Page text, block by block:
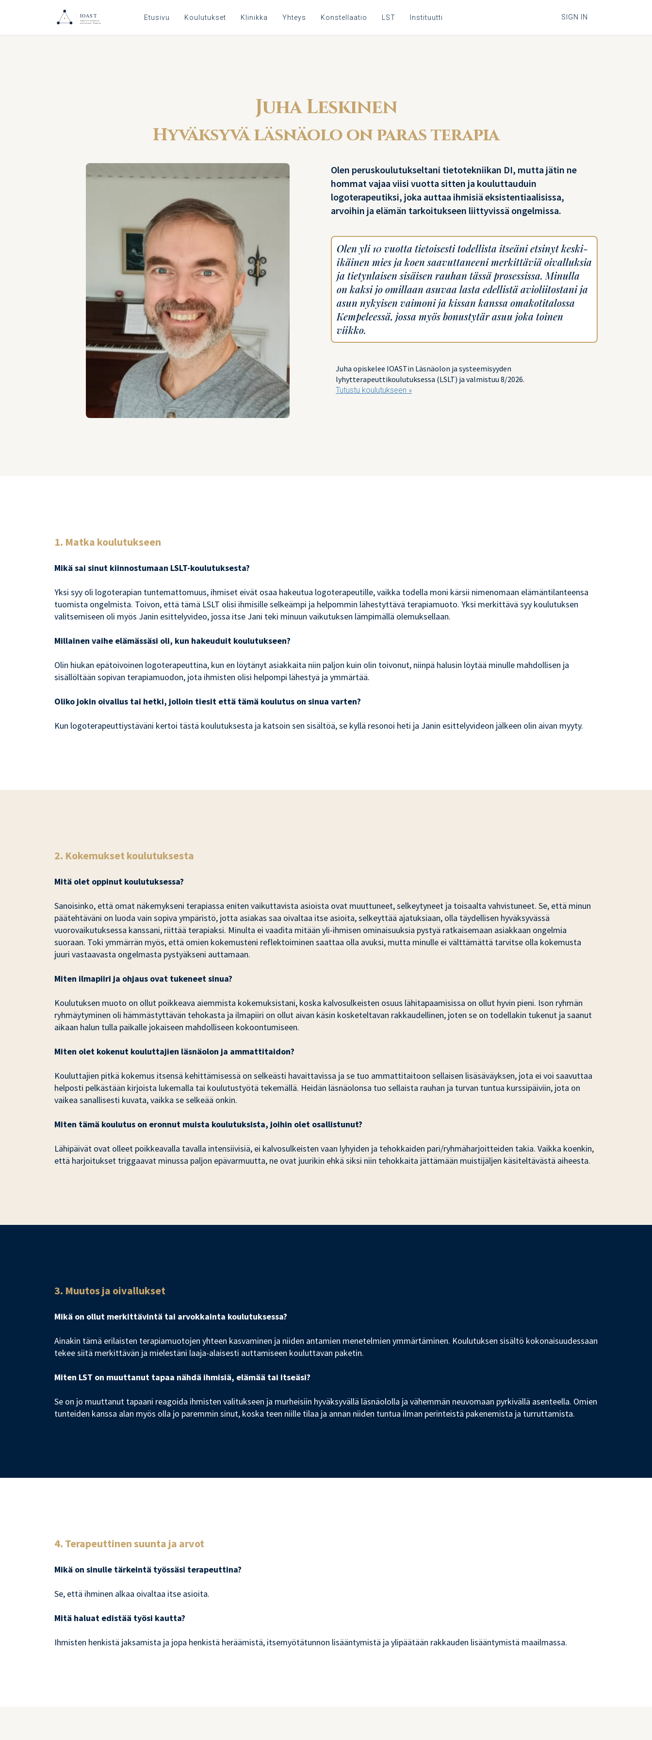
Etusivu Koulutukset Klinikka Yhteys Konstellaatio LST Instituutti SIGN IN
Juha Leskinen
Hyväksyvä läsnäolo on paras terapia
Olen peruskoulutukseltani tietotekniikan DI, mutta jätin ne
hommat vajaa viisi vuotta sitten ja kouluttauduin
logoterapeutiksi, joka auttaa ihmisiä eksistentiaalisissa,
arvoihin ja elämän tarkoitukseen liittyvissä ongelmissa.
Olen yli 10 vuotta tietoisesti todellista itseäni etsinyt keski-
ikäinen mies ja koen saavuttaneeni merkittäviä oivalluksia
ja tietynlaisen sisäisen rauhan tässä prosessissa. Minulla
on kaksi jo omillaan asuvaa lasta edellistä avioliitostani ja
asun nykyisen vaimoni ja kissan kanssa omakotitalossa
Kempeleessä, jossa myös bonustytär asuu joka toinen
viikko.
Juha opiskelee IOASTin Läsnäolon ja systeemisyyden
lyhytterapeuttikoulutuksessa (LSLT) ja valmistuu 8/2026.
Tutustu koulutukseen »
1. Matka koulutukseen
Mikä sai sinut kiinnostumaan LSLT-koulutuksesta?
Yksi syy oli logoterapian tuntemattomuus, ihmiset eivät osaa hakeutua logoterapeutille, vaikka todella moni kärsii nimenomaan elämäntilanteensa
tuomista ongelmista. Toivon, että tämä LSLT olisi ihmisille selkeämpi ja helpommin lähestyttävä terapiamuoto. Yksi merkittävä syy koulutuksen
valitsemiseen oli myös Janin esittelyvideo, jossa itse Jani teki minuun vaikutuksen lämpimällä olemuksellaan.
Millainen vaihe elämässäsi oli, kun hakeuduit koulutukseen?
Olin hiukan epätoivoinen logoterapeuttina, kun en löytänyt asiakkaita niin paljon kuin olin toivonut, niinpä halusin löytää minulle mahdollisen ja
sisällöltään sopivan terapiamuodon, jota ihmisten olisi helpompi lähestyä ja ymmärtää.
Oliko jokin oivallus tai hetki, jolloin tiesit että tämä koulutus on sinua varten?
Kun logoterapeuttiystäväni kertoi tästä koulutuksesta ja katsoin sen sisältöä, se kyllä resonoi heti ja Janin esittelyvideon jälkeen olin aivan myyty.
2. Kokemukset koulutuksesta
Mitä olet oppinut koulutuksessa?
Sanoisinko, että omat näkemykseni terapiassa eniten vaikuttavista asioista ovat muuttuneet, selkeytyneet ja toisaalta vahvistuneet. Se, että minun
päätehtäväni on luoda vain sopiva ympäristö, jotta asiakas saa oivaltaa itse asioita, selkeyttää ajatuksiaan, olla täydellisen hyväksyvässä
vuorovaikutuksessa kanssani, riittää terapiaksi. Minulta ei vaadita mitään yli-ihmisen ominaisuuksia pystyä ratkaisemaan asiakkaan ongelmia
suoraan. Toki ymmärrän myös, että omien kokemusteni reflektoiminen saattaa olla avuksi, mutta minulle ei välttämättä tarvitse olla kokemusta
juuri vastaavasta ongelmasta pystyäkseni auttamaan.
Miten ilmapiiri ja ohjaus ovat tukeneet sinua?
Koulutuksen muoto on ollut poikkeava aiemmista kokemuksistani, koska kalvosulkeisten osuus lähitapaamisissa on ollut hyvin pieni. Ison ryhmän
ryhmäytyminen oli hämmästyttävän tehokasta ja ilmapiiri on ollut aivan käsin kosketeltavan rakkaudellinen, joten se on todellakin tukenut ja saanut
aikaan halun tulla paikalle jokaiseen mahdolliseen kokoontumiseen.
Miten olet kokenut kouluttajien läsnäolon ja ammattitaidon?
Kouluttajien pitkä kokemus itsensä kehittämisessä on selkeästi havaittavissa ja se tuo ammattitaitoon sellaisen lisäsäväyksen, jota ei voi saavuttaa
helposti pelkästään kirjoista lukemalla tai koulutustyötä tekemällä. Heidän läsnäolonsa tuo sellaista rauhan ja turvan tuntua kurssipäiviin, jota on
vaikea sanallisesti kuvata, vaikka se selkeää onkin.
Miten tämä koulutus on eronnut muista koulutuksista, joihin olet osallistunut?
Lähipäivät ovat olleet poikkeavalla tavalla intensiivisiä, ei kalvosulkeisten vaan lyhyiden ja tehokkaiden pari/ryhmäharjoitteiden takia. Vaikka koenkin,
että harjoitukset triggaavat minussa paljon epävarmuutta, ne ovat juurikin ehkä siksi niin tehokkaita jättämään muistijäljen käsiteltävästä aiheesta.
3. Muutos ja oivallukset
Mikä on ollut merkittävintä tai arvokkainta koulutuksessa?
Ainakin tämä erilaisten terapiamuotojen yhteen kasvaminen ja niiden antamien menetelmien ymmärtäminen. Koulutuksen sisältö kokonaisuudessaan
tekee siitä merkittävän ja mielestäni laaja-alaisesti auttamiseen kouluttavan paketin.
Miten LST on muuttanut tapaa nähdä ihmisiä, elämää tai itseäsi?
Se on jo muuttanut tapaani reagoida ihmisten valitukseen ja murheisiin hyväksyvällä läsnäololla ja vähemmän neuvomaan pyrkivällä asenteella. Omien
tunteiden kanssa alan myös olla jo paremmin sinut, koska teen niille tilaa ja annan niiden tuntua ilman perinteistä pakenemista ja turruttamista.
4. Terapeuttinen suunta ja arvot
Mikä on sinulle tärkeintä työssäsi terapeuttina?
Se, että ihminen alkaa oivaltaa itse asioita.
Mitä haluat edistää työsi kautta?
Ihmisten henkistä jaksamista ja jopa henkistä heräämistä, itsemyötätunnon lisääntymistä ja ylipäätään rakkauden lisääntymistä maailmassa.